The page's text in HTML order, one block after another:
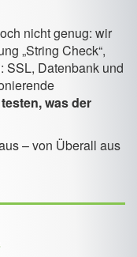
nicht genug: wir
„String Check“,
SSL, Datenbank und
was der
– von Überall aus